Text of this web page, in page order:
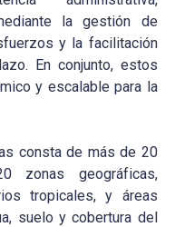
la gestión de
y la facilitación
En conjunto, estos
y escalable para la
consta de más de 20
zonas geográficas,
tropicales, y áreas
suelo y cobertura del